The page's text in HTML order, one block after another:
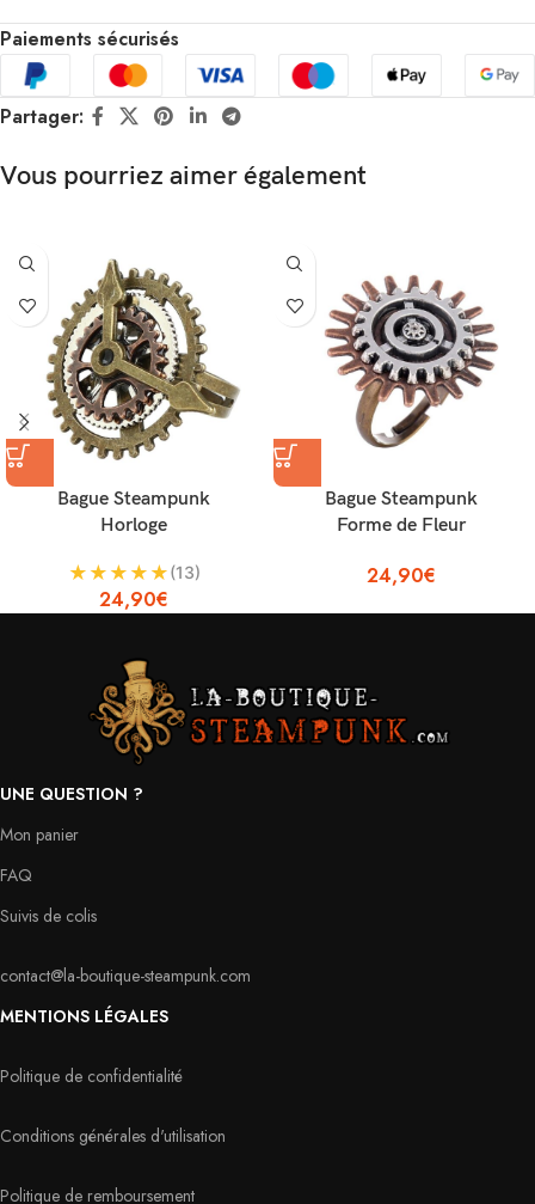
Paiements sécurisés
Partager:
Vous pourriez aimer également
Bague Steampunk
Horloge
★ ★ ★ ★ ★(13)
24,90€
Bague Steampunk
Forme de Fleur
24,90€
UNE QUESTION ?
Mon panier
FAQ
Suivis de colis
contact@la-boutique-steampunk.com
MENTIONS LÉGALES
Politique de confidentialité
Conditions générales d'utilisation
Politique de remboursement